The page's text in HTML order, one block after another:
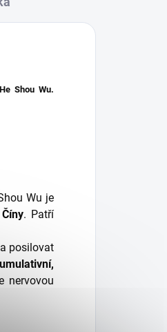
Shou Wu.
Wu je
. Patří
posilovat
nervovou